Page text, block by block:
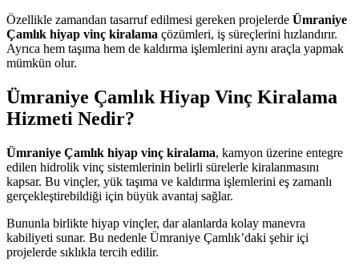
Özellikle zamandan tasarruf edilmesi gereken projelerde Ümraniye
Çamlık hiyap vinç kiralama çözümleri, iş süreçlerini hızlandırır.
Ayrıca hem taşıma hem de kaldırma işlemlerini aynı araçla yapmak
mümkün olur.
Ümraniye Çamlık Hiyap Vinç Kiralama
Hizmeti Nedir?
Ümraniye Çamlık hiyap vinç kiralama, kamyon üzerine entegre
edilen hidrolik vinç sistemlerinin belirli sürelerle kiralanmasını
kapsar. Bu vinçler, yük taşıma ve kaldırma işlemlerini eş zamanlı
gerçekleştirebildiği için büyük avantaj sağlar.
Bununla birlikte hiyap vinçler, dar alanlarda kolay manevra
kabiliyeti sunar. Bu nedenle Ümraniye Çamlık’daki şehir içi
projelerde sıklıkla tercih edilir.